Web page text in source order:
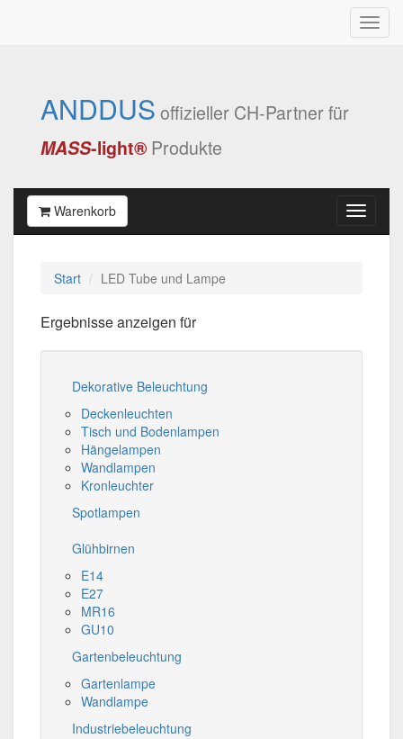
ANDDUS offizieller CH-Partner für
MASS-light® Produkte
Warenkorb
Start LED Tube und Lampe
Ergebnisse anzeigen für
Dekorative Beleuchtung
Deckenleuchten
Tisch und Bodenlampen
Hängelampen
Wandlampen
Kronleuchter
Spotlampen
Glühbirnen
E14
E27
MR16
GU10
Gartenbeleuchtung
Gartenlampe
Wandlampe
Industriebeleuchtung